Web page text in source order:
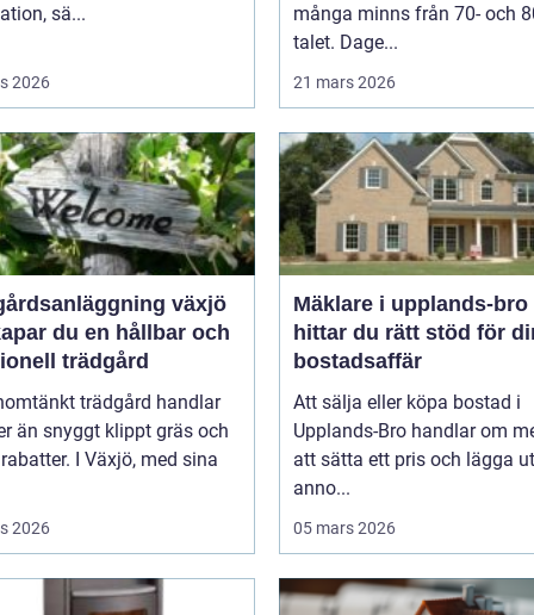
sä...
2026
många minns från 70- och
talet. Dage...
21 mars 2026
växjö
du en hållbar och
trädgård
trädgård handlar
än snyggt klippt gräs och
I Växjö, med sina
2026
Mäklare i upplands-bro så
hittar du rätt stöd för
bostadsaffär
Att sälja eller köpa bostad i
Upplands-Bro handlar om
att sätta ett pris och lägga
anno...
05 mars 2026